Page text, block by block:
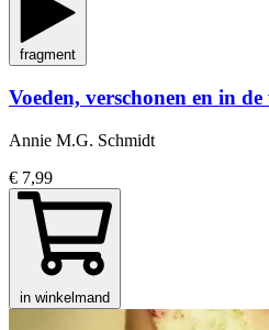
fragment
Voeden, verschonen en in
Annie M.G. Schmidt
€ 7,99
in winkelmand